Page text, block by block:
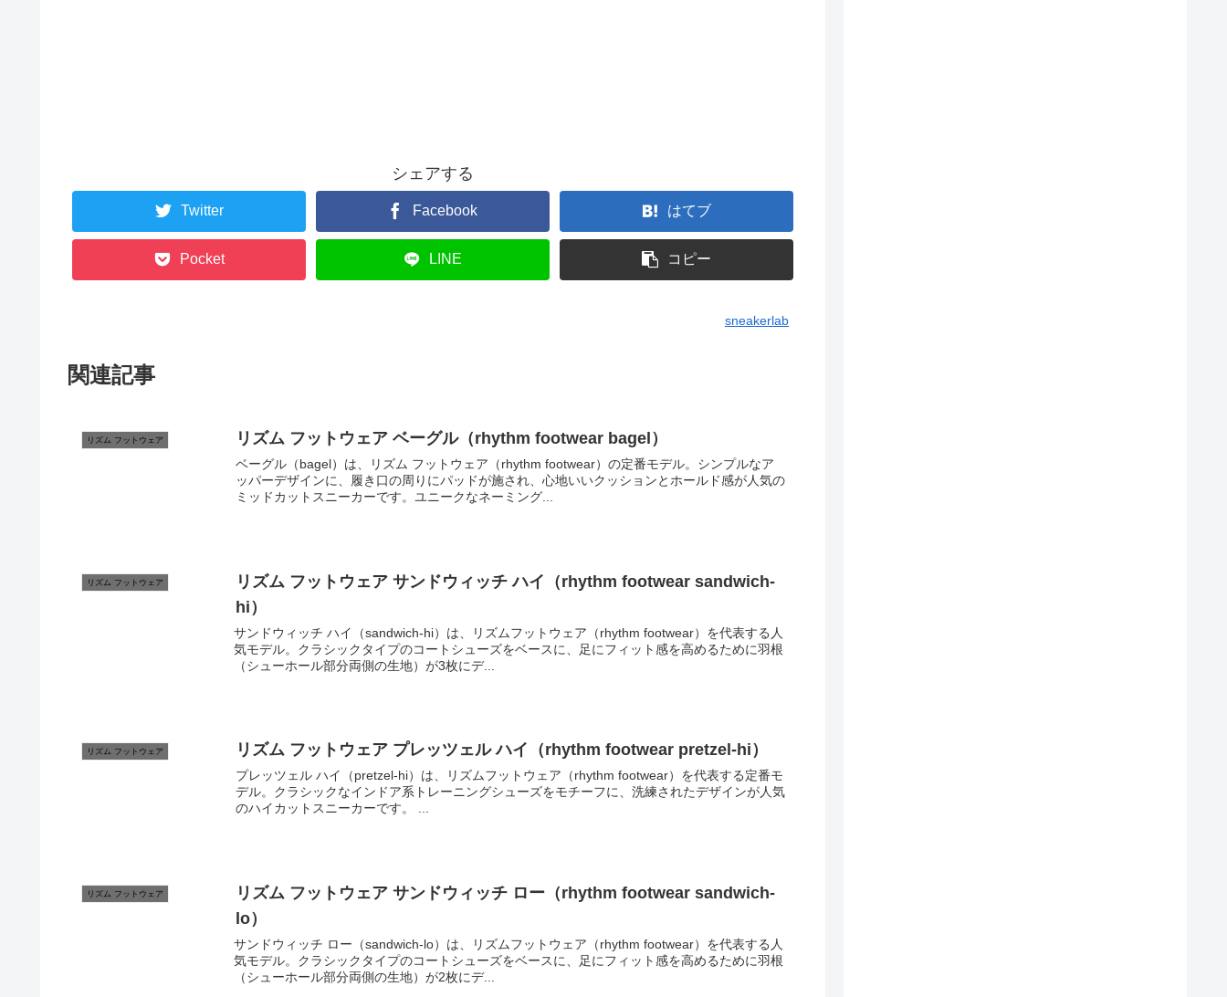
シェアする
Twitter Facebook はてブ
Pocket LINE コピー
sneakerlab
関連記事
リズム フットウェア リズム フットウェア ベーグル（rhythm footwear bagel）
ベーグル（bagel）は、リズム フットウェア（rhythm footwear）の定番モデル。シンプルなア
ッパーデザインに、履き口の周りにパッドが施され、心地いいクッションとホールド感が人気の
ミッドカットスニーカーです。ユニークなネーミング...
リズム フットウェア
リズム フットウェア サンドウィッチ ハイ（rhythm footwear sandwich-
hi）
サンドウィッチ ハイ（sandwich-hi）は、リズムフットウェア（rhythm footwear）を代表する人
気モデル。クラシックタイプのコートシューズをベースに、足にフィット感を高めるために羽根
（シューホール部分両側の生地）が3枚にデ...
リズム フットウェア リズム フットウェア プレッツェル ハイ（rhythm footwear pretzel-hi）
プレッツェル ハイ（pretzel-hi）は、リズムフットウェア（rhythm footwear）を代表する定番モ
デル。クラシックなインドア系トレーニングシューズをモチーフに、洗練されたデザインが人気
リズム フットウェア
リズム フットウェア サンドウィッチ ロー（rhythm footwear sandwich-
lo）
サンドウィッチ ロー（sandwich-lo）は、リズムフットウェア（rhythm footwear）を代表する人
気モデル。クラシックタイプのコートシューズをベースに、足にフィット感を高めるために羽根
（シューホール部分両側の生地）が2枚にデ...